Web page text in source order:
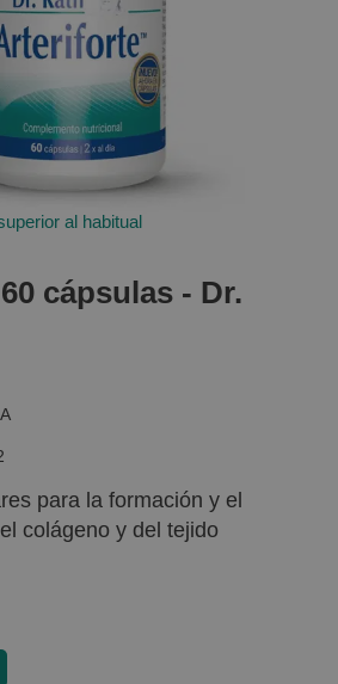
al habitual
cápsulas - Dr.
para la formación y el
colágeno y del tejido